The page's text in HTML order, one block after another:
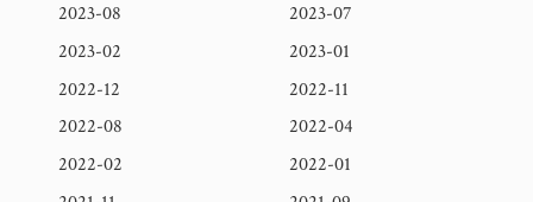
2023-08
2023-07
2023-02
2023-01
2022-12
2022-11
2022-08
2022-04
2022-02
2022-01